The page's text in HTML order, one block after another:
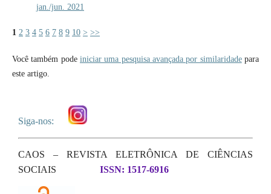
jan./jun. 2021
1 2 3 4 5 6 7 8 9 10 > >>
Você também pode iniciar uma pesquisa avançada por similaridadepara
este artigo.
Siga-nos:
CAOS – REVISTA ELETRÔNICA DE CIÊNCIAS
SOCIAIS
ISSN: 1517-6916